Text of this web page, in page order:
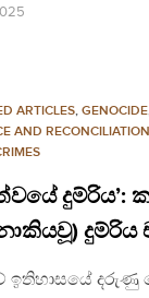
ARTICLES, GENOCIDE
AND RECONCILIATION
දුම්රිය’:
දුම්රිය
ඉතිහාසයේ